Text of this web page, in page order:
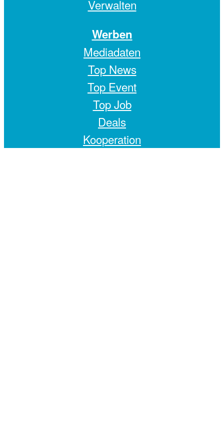
Verwalten
Werben
Mediadaten
Top News
Top Event
Top Job
Deals
Kooperation